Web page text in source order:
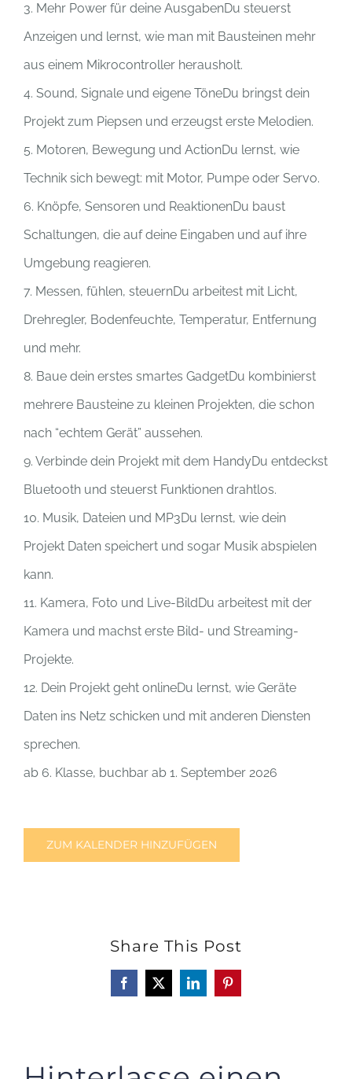
3. Mehr Power für deine AusgabenDu steuerst
Anzeigen und lernst, wie man mit Bausteinen mehr
aus einem Mikrocontroller herausholt.
4. Sound, Signale und eigene TöneDu bringst dein
Projekt zum Piepsen und erzeugst erste Melodien.
5. Motoren, Bewegung und ActionDu lernst, wie
Technik sich bewegt: mit Motor, Pumpe oder Servo.
6. Knöpfe, Sensoren und ReaktionenDu baust
Schaltungen, die auf deine Eingaben und auf ihre
Umgebung reagieren.
7. Messen, fühlen, steuernDu arbeitest mit Licht,
Drehregler, Bodenfeuchte, Temperatur, Entfernung
und mehr.
8. Baue dein erstes smartes GadgetDu kombinierst
mehrere Bausteine zu kleinen Projekten, die schon
nach “echtem Gerät” aussehen.
9. Verbinde dein Projekt mit dem HandyDu entdeckst
Bluetooth und steuerst Funktionen drahtlos.
10. Musik, Dateien und MP3Du lernst, wie dein
Projekt Daten speichert und sogar Musik abspielen
kann.
11. Kamera, Foto und Live-BildDu arbeitest mit der
Kamera und machst erste Bild- und Streaming-
Projekte.
12. Dein Projekt geht onlineDu lernst, wie Geräte
Daten ins Netz schicken und mit anderen Diensten
sprechen.
ab 6. Klasse, buchbar ab 1. September 2026
ZUM KALENDER HINZUFÜGEN
Share This Post
Facebook
X LinkedInPinterest